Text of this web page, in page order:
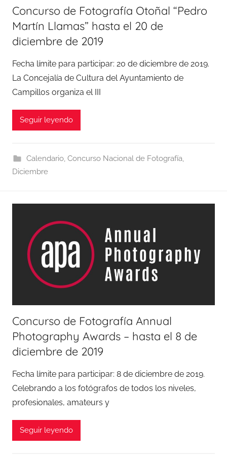
Concurso de Fotografía Otoñal “Pedro
Martín Llamas” hasta el 20 de
diciembre de 2019
Fecha límite para participar: 20 de diciembre de 2019.
La Concejalía de Cultura del Ayuntamiento de
Campillos organiza el III
Seguir leyendo
Calendario, Concurso Nacional de Fotografía
Diciembre
Concurso de Fotografía Annual
Photography Awards – hasta el 8 de
diciembre de 2019
Fecha límite para participar: 8 de diciembre de 2019.
Celebrando a los fotógrafos de todos los niveles,
profesionales, amateurs y
Seguir leyendo